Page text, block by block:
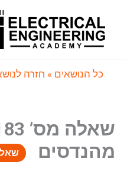
כל הנושאים » חזרה
מהנדסים